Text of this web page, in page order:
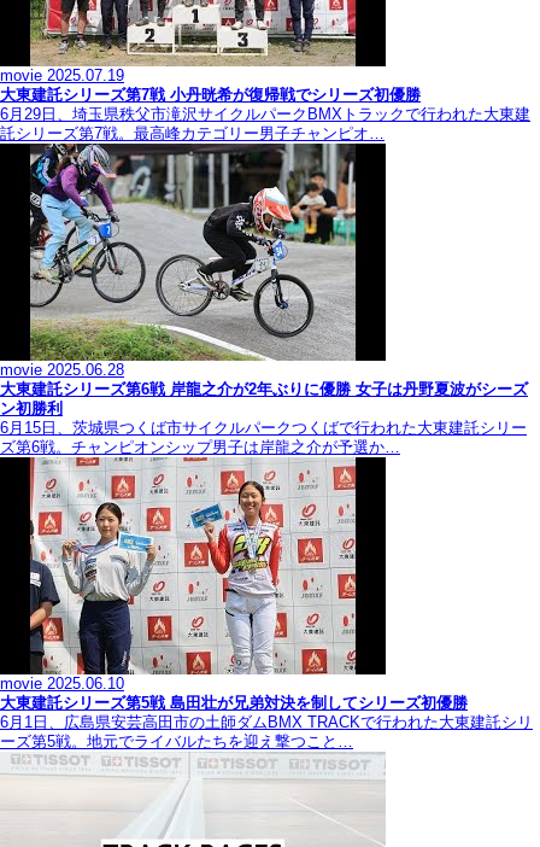
movie 2025.07.19
大東建託シリーズ第7戦 ⼩丹晄希が復帰戦でシリーズ初優勝
6月29日、埼玉県秩父市滝沢サイクルパークBMXトラックで行われた大東建
託シリーズ第7戦。最高峰カテゴリー男子チャンピオ…
movie 2025.06.28
大東建託シリーズ第6戦 岸龍之介が2年ぶりに優勝 女子は丹野夏波がシーズ
ン初勝利
6月15日、茨城県つくば市サイクルパークつくばで行われた大東建託シリー
ズ第6戦。チャンピオンシップ男子は岸龍之介が予選か…
movie 2025.06.10
大東建託シリーズ第5戦 島田壮が兄弟対決を制してシリーズ初優勝
6月1日、広島県安芸高田市の土師ダムBMX TRACKで行われた大東建託シリ
ーズ第5戦。地元でライバルたちを迎え撃つこと…